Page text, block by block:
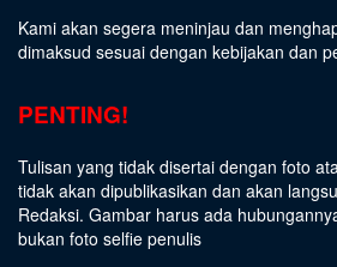
Kami akan segera meninjau dan
dimaksud sesuai dengan kebijakan dan
PENTING!
Tulisan yang tidak disertai dengan foto
tidak akan dipublikasikan dan akan
Redaksi. Gambar harus ada
bukan foto selfie penulis